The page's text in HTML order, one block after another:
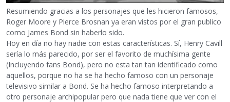
Resumiendo gracias a los personajes que les hicieron famosos,
Roger Moore y Pierce Brosnan ya eran vistos por el gran publico
como James Bond sin haberlo sido.
Hoy en día no hay nadie con estas características. Sí, Henry Cavill
sería lo más parecido, por ser el favorito de muchísima gente
(Incluyendo fans Bond), pero no esta tan tan identificado como
aquellos, porque no ha se ha hecho famoso con un personaje
televisivo similar a Bond. Se ha hecho famoso interpretando a
otro personaje archipopular pero que nada tiene que ver con el